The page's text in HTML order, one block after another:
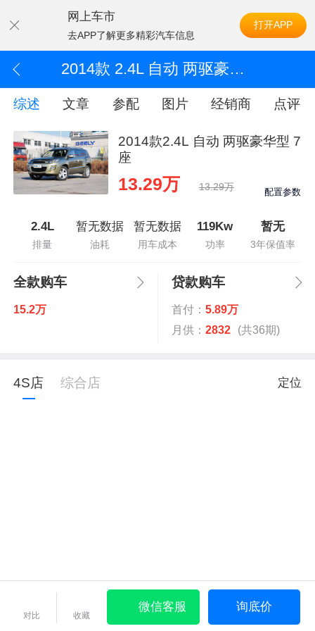
网上车市
去APP了解更多精彩汽车信息
打开APP
2014款 2.4L 自动 两驱豪华型 7座
综述 文章 参配 图片 经销商 点评
2014款2.4L 自动 两驱豪华型 7
座
13.29万 13.29万 配置参数
2.4L
排量
暂无数据
油耗
暂无数据
用车成本
119Kw
功率
暂无
3年保值率
全款购车
15.2万
贷款购车
首付： 5.89万
月供： 2832 (共36期)
4S店 综合店 定位
对比 收藏
微信客服 询底价